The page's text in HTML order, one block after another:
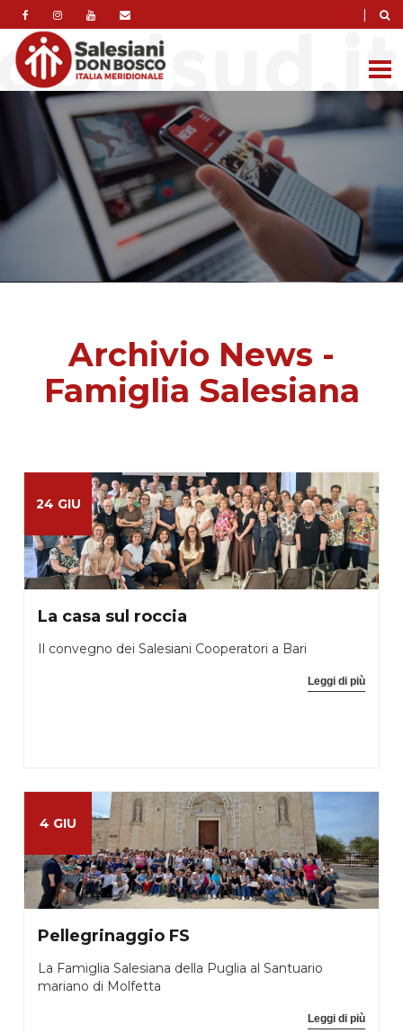
|
Archivio News -
Famiglia Salesiana
24 GIU
La casa sul roccia
Il convegno dei Salesiani Cooperatori a Bari
Leggi di più
4 GIU
Pellegrinaggio FS
La Famiglia Salesiana della Puglia al Santuario
mariano di Molfetta
Leggi di più